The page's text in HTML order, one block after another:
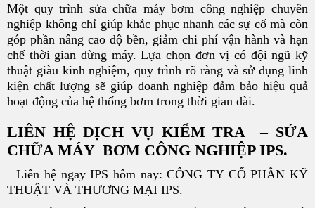
Một quy trình sửa chữa máy bơm công nghiệp chuyên
nghiệp không chỉ giúp khắc phục nhanh các sự cố mà còn
góp phần nâng cao độ bền, giảm chi phí vận hành và hạn
chế thời gian dừng máy. Lựa chọn đơn vị có đội ngũ kỹ
thuật giàu kinh nghiệm, quy trình rõ ràng và sử dụng linh
kiện chất lượng sẽ giúp doanh nghiệp đảm bảo hiệu quả
hoạt động của hệ thống bơm trong thời gian dài.
LIÊN HỆ DỊCH VỤ KIỂM TRA – SỬA
CHỮA MÁY BƠM CÔNG NGHIỆP IPS.
Liên hệ ngay IPS hôm nay: CÔNG TY CỔ PHẦN KỸ
THUẬT VÀ THƯƠNG MẠI IPS.